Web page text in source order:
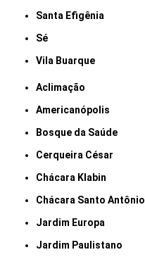
Santa Efigênia
Sé
Vila Buarque
Aclimação
Americanópolis
Bosque da Saúde
Cerqueira César
Chácara Klabin
Chácara Santo Antônio
Jardim Europa
Jardim Paulistano